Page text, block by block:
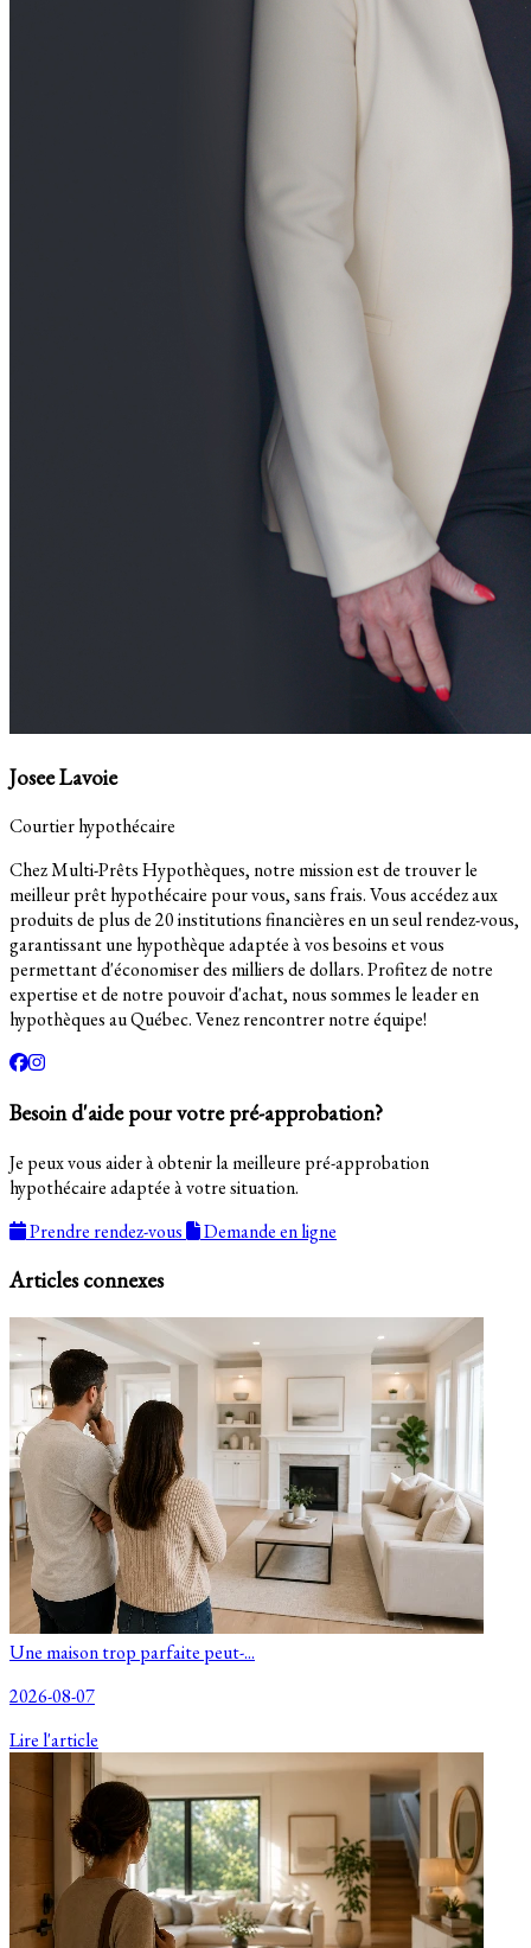
Josee Lavoie
Courtier hypothécaire
Chez Multi-Prêts Hypothèques, notre mission est de trouver le
meilleur prêt hypothécaire pour vous, sans frais. Vous accédez aux
produits de plus de 20 institutions financières en un seul rendez-vous,
garantissant une hypothèque adaptée à vos besoins et vous
permettant d'économiser des milliers de dollars. Profitez de notre
expertise et de notre pouvoir d'achat, nous sommes le leader en
hypothèques au Québec. Venez rencontrer notre équipe!
Besoin d'aide pour votre pré-approbation?
Je peux vous aider à obtenir la meilleure pré-approbation
hypothécaire adaptée à votre situation.
Prendre rendez-vous
Demande en ligne
Articles connexes
Une maison trop parfaite peut-...
2026-08-07
Lire l'article